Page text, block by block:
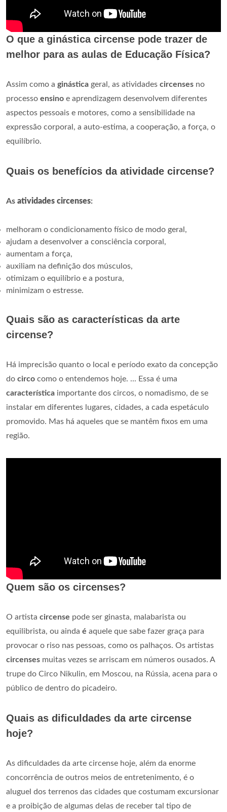
O que a ginástica circense pode trazer de
melhor para as aulas de Educação Física?
Assim como a ginástica geral, as atividades circenses no
processo ensino e aprendizagem desenvolvem diferentes
aspectos pessoais e motores, como a sensibilidade na
expressão corporal, a auto-estima, a cooperação, a força, o
equilíbrio.
Quais os benefícios da atividade circense?
As atividades circenses:
melhoram o condicionamento físico de modo geral,
ajudam a desenvolver a consciência corporal,
aumentam a força,
auxiliam na definição dos músculos,
otimizam o equilíbrio e a postura,
minimizam o estresse.
Quais são as características da arte
circense?
Há imprecisão quanto o local e período exato da concepção
do circo como o entendemos hoje. ... Essa é uma
característica importante dos circos, o nomadismo, de se
instalar em diferentes lugares, cidades, a cada espetáculo
promovido. Mas há aqueles que se mantêm fixos em uma
região.
Quem são os circenses?
O artista circense pode ser ginasta, malabarista ou
equilibrista, ou ainda é aquele que sabe fazer graça para
provocar o riso nas pessoas, como os palhaços. Os artistas
circenses muitas vezes se arriscam em números ousados. A
trupe do Circo Nikulin, em Moscou, na Rússia, acena para o
público de dentro do picadeiro.
Quais as dificuldades da arte circense
hoje?
As dificuldades da arte circense hoje, além da enorme
concorrência de outros meios de entretenimento, é o
aluguel dos terrenos das cidades que costumam excursionar
e a proibição de algumas delas de receber tal tipo de